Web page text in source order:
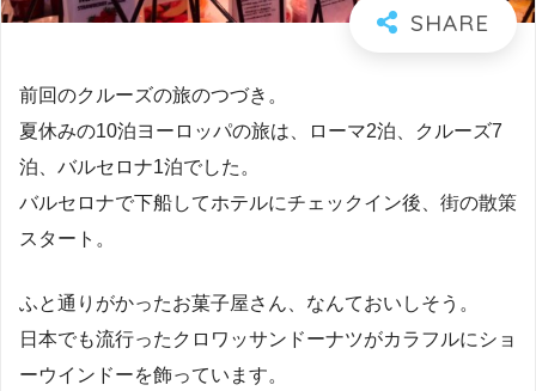
前回のクルーズの旅のつづき。
夏休みの10泊ヨーロッパの旅は、ローマ2泊、クルーズ7
泊、バルセロナ1泊でした。
バルセロナで下船してホテルにチェックイン後、街の散策
スタート。
ふと通りがかったお菓子屋さん、なんておいしそう。
日本でも流行ったクロワッサンドーナツがカラフルにショ
ーウインドーを飾っています。